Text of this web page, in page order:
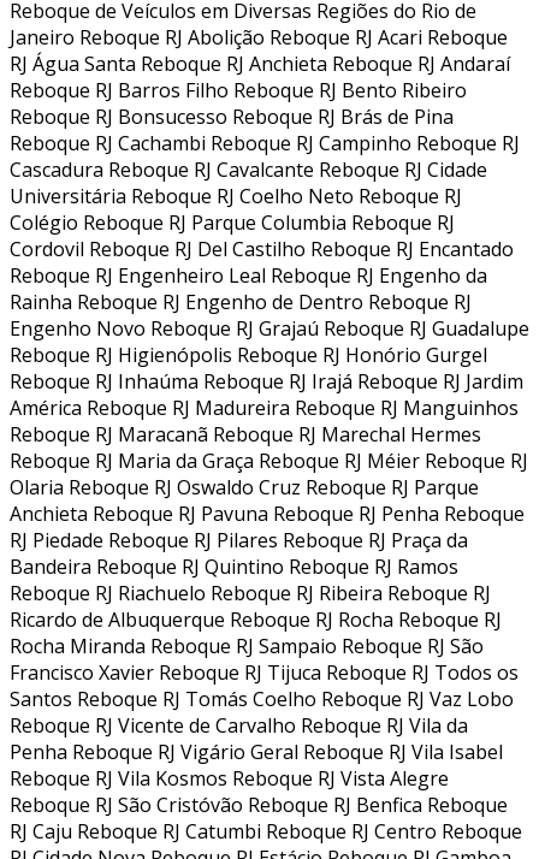
Reboque de Veículos em Diversas Regiões do Rio de
Janeiro Reboque RJ Abolição Reboque RJ Acari Reboque
RJ Água Santa Reboque RJ Anchieta Reboque RJ Andaraí
Reboque RJ Barros Filho Reboque RJ Bento Ribeiro
Reboque RJ Bonsucesso Reboque RJ Brás de Pina
Reboque RJ Cachambi Reboque RJ Campinho Reboque RJ
Cascadura Reboque RJ Cavalcante Reboque RJ Cidade
Universitária Reboque RJ Coelho Neto Reboque RJ
Colégio Reboque RJ Parque Columbia Reboque RJ
Cordovil Reboque RJ Del Castilho Reboque RJ Encantado
Reboque RJ Engenheiro Leal Reboque RJ Engenho da
Rainha Reboque RJ Engenho de Dentro Reboque RJ
Engenho Novo Reboque RJ Grajaú Reboque RJ Guadalupe
Reboque RJ Higienópolis Reboque RJ Honório Gurgel
Reboque RJ Inhaúma Reboque RJ Irajá Reboque RJ Jardim
América Reboque RJ Madureira Reboque RJ Manguinhos
Reboque RJ Maracanã Reboque RJ Marechal Hermes
Reboque RJ Maria da Graça Reboque RJ Méier Reboque RJ
Olaria Reboque RJ Oswaldo Cruz Reboque RJ Parque
Anchieta Reboque RJ Pavuna Reboque RJ Penha Reboque
RJ Piedade Reboque RJ Pilares Reboque RJ Praça da
Bandeira Reboque RJ Quintino Reboque RJ Ramos
Reboque RJ Riachuelo Reboque RJ Ribeira Reboque RJ
Ricardo de Albuquerque Reboque RJ Rocha Reboque RJ
Rocha Miranda Reboque RJ Sampaio Reboque RJ São
Francisco Xavier Reboque RJ Tijuca Reboque RJ Todos os
Santos Reboque RJ Tomás Coelho Reboque RJ Vaz Lobo
Reboque RJ Vicente de Carvalho Reboque RJ Vila da
Penha Reboque RJ Vigário Geral Reboque RJ Vila Isabel
Reboque RJ Vila Kosmos Reboque RJ Vista Alegre
Reboque RJ São Cristóvão Reboque RJ Benfica Reboque
RJ Caju Reboque RJ Catumbi Reboque RJ Centro Reboque